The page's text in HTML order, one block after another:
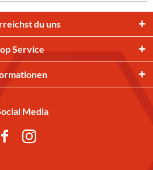
du uns
Service
Media